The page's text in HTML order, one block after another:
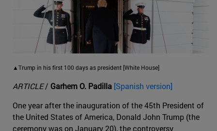
▲Trump in his first 100 days as president [White House]
ARTICLE/ Garhem O. Padilla [Spanish version]
One year after the inauguration of the 45th President of
the United States of America, Donald John Trump (the
ceremony was on January 20), the controversy